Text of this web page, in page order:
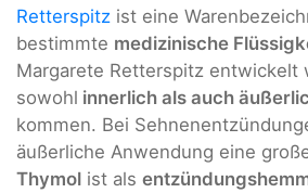
Retterspitz ist eine
bestimmte medizinische
Margarete Retterspitz entwickelt
sowohl innerlich als auch
kommen. Bei
äußerliche Anwendung eine
Thymol ist als